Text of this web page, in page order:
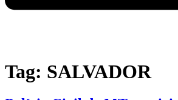
Tag: SALVADOR